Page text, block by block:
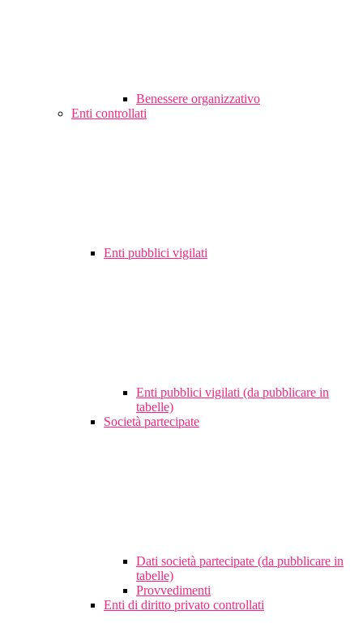
Benessere organizzativo
Enti controllati
Enti pubblici vigilati
Enti pubblici vigilati (da pubblicare in
tabelle)
Società partecipate
Dati società partecipate (da pubblicare in
tabelle)
Provvedimenti
Enti di diritto privato controllati